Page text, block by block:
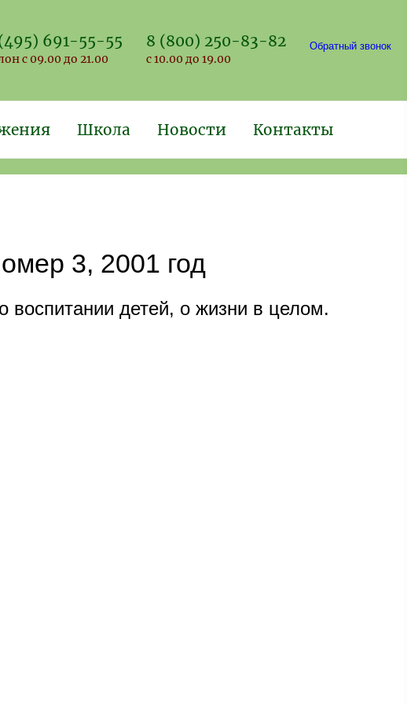
691-55-55
с 09.00 до 21.00
8 (800) 250-83-82
с 10.00 до 19.00
Обратный звонок
Школа Новости Контакты
3, 2001 год
детей, о жизни в целом.